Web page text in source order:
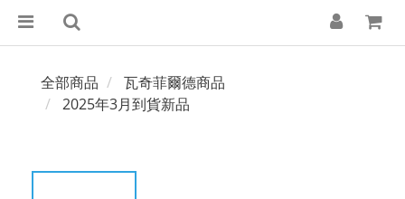
全部商品
瓦奇菲爾德商品
2025年3月到貨新品